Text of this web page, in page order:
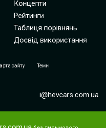
Концепти
Рейтинги
Таблиця порівнянь
Досвід використання
сайту
Теми
i@hevcars.com.ua